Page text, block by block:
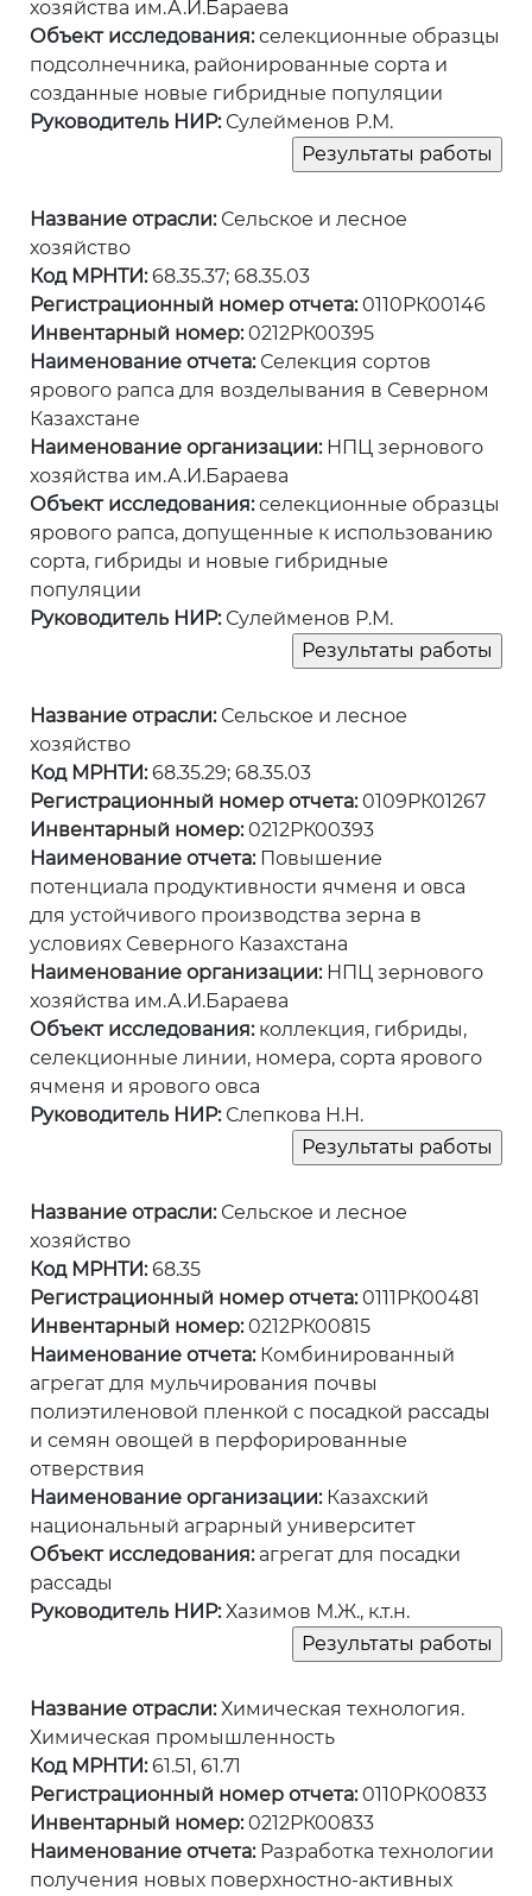
хозяйства им.А.И.Бараева
Объект исследования:селекционные образцы
подсолнечника, районированные сорта и
созданные новые гибридные популяции
Руководитель НИР:Сулейменов Р.М.
Название отрасли:Сельское и лесное
хозяйство
Код МРНТИ:68.35.37; 68.35.03
Регистрационный номер отчета:0110РК00146
Инвентарный номер:0212РК00395
Наименование отчета:Селекция сортов
ярового рапса для возделывания в Северном
Казахстане
Наименование организации:НПЦ зернового
хозяйства им.А.И.Бараева
Объект исследования:селекционные образцы
ярового рапса, допущенные к использованию
сорта, гибриды и новые гибридные
популяции
Руководитель НИР:Сулейменов Р.М.
Название отрасли:Сельское и лесное
хозяйство
Код МРНТИ:68.35.29; 68.35.03
Регистрационный номер отчета:0109РК01267
Инвентарный номер:0212РК00393
Наименование отчета:Повышение
потенциала продуктивности ячменя и овса
для устойчивого производства зерна в
условиях Северного Казахстана
Наименование организации:НПЦ зернового
хозяйства им.А.И.Бараева
Объект исследования:коллекция, гибриды,
селекционные линии, номера, сорта ярового
ячменя и ярового овса
Руководитель НИР:Слепкова Н.Н.
Название отрасли:Сельское и лесное
хозяйство
Код МРНТИ:68.35
Регистрационный номер отчета:0111РК00481
Инвентарный номер:0212РК00815
Наименование отчета:Комбинированный
агрегат для мульчирования почвы
полиэтиленовой пленкой с посадкой рассады
и семян овощей в перфорированные
отверствия
Наименование организации:Казахский
национальный аграрный университет
Объект исследования:агрегат для посадки
рассады
Руководитель НИР:Хазимов М.Ж., к.т.н.
Название отрасли:Химическая технология.
Химическая промышленность
Код МРНТИ:61.51, 61.71
Регистрационный номер отчета:0110РК00833
Инвентарный номер:0212РК00833
Наименование отчета:Разработка технологии
получения новых поверхностно-активных